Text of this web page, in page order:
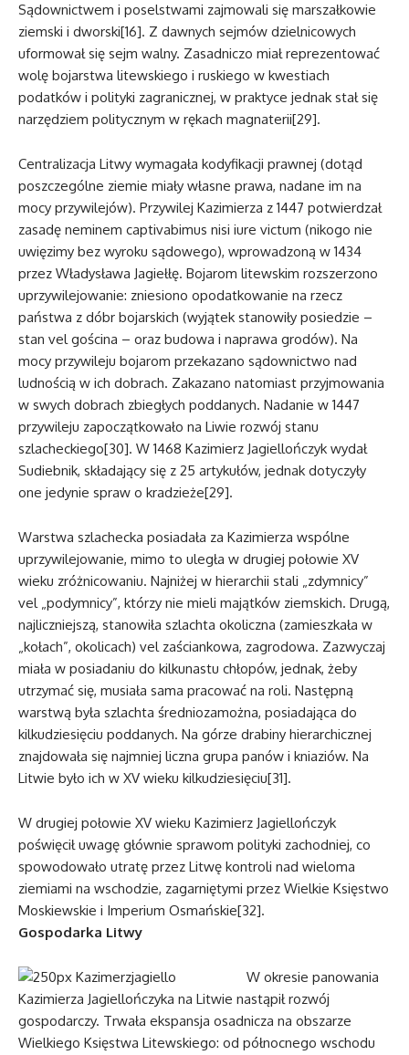
Sądownictwem i poselstwami zajmowali się marszałkowie
ziemski i dworski[16]. Z dawnych sejmów dzielnicowych
uformował się sejm walny. Zasadniczo miał reprezentować
wolę bojarstwa litewskiego i ruskiego w kwestiach
podatków i polityki zagranicznej, w praktyce jednak stał się
narzędziem politycznym w rękach magnaterii[29].
Centralizacja Litwy wymagała kodyfikacji prawnej (dotąd
poszczególne ziemie miały własne prawa, nadane im na
mocy przywilejów). Przywilej Kazimierza z 1447 potwierdzał
zasadę neminem captivabimus nisi iure victum (nikogo nie
uwięzimy bez wyroku sądowego), wprowadzoną w 1434
przez Władysława Jagiełłę. Bojarom litewskim rozszerzono
uprzywilejowanie: zniesiono opodatkowanie na rzecz
państwa z dóbr bojarskich (wyjątek stanowiły posiedzie –
stan vel gościna – oraz budowa i naprawa grodów). Na
mocy przywileju bojarom przekazano sądownictwo nad
ludnością w ich dobrach. Zakazano natomiast przyjmowania
w swych dobrach zbiegłych poddanych. Nadanie w 1447
przywileju zapoczątkowało na Liwie rozwój stanu
szlacheckiego[30]. W 1468 Kazimierz Jagiellończyk wydał
Sudiebnik, składający się z 25 artykułów, jednak dotyczyły
one jedynie spraw o kradzieże[29].
Warstwa szlachecka posiadała za Kazimierza wspólne
uprzywilejowanie, mimo to uległa w drugiej połowie XV
wieku zróżnicowaniu. Najniżej w hierarchii stali „zdymnicy”
vel „podymnicy”, którzy nie mieli majątków ziemskich. Drugą,
najliczniejszą, stanowiła szlachta okoliczna (zamieszkała w
„kołach”, okolicach) vel zaściankowa, zagrodowa. Zazwyczaj
miała w posiadaniu do kilkunastu chłopów, jednak, żeby
utrzymać się, musiała sama pracować na roli. Następną
warstwą była szlachta średniozamożna, posiadająca do
kilkudziesięciu poddanych. Na górze drabiny hierarchicznej
znajdowała się najmniej liczna grupa panów i kniaziów. Na
Litwie było ich w XV wieku kilkudziesięciu[31].
W drugiej połowie XV wieku Kazimierz Jagiellończyk
poświęcił uwagę głównie sprawom polityki zachodniej, co
spowodowało utratę przez Litwę kontroli nad wieloma
ziemiami na wschodzie, zagarniętymi przez Wielkie Księstwo
Moskiewskie i Imperium Osmańskie[32].
Gospodarka Litwy
W okresie panowania
Kazimierza Jagiellończyka na Litwie nastąpił rozwój
gospodarczy. Trwała ekspansja osadnicza na obszarze
Wielkiego Księstwa Litewskiego: od północnego wschodu